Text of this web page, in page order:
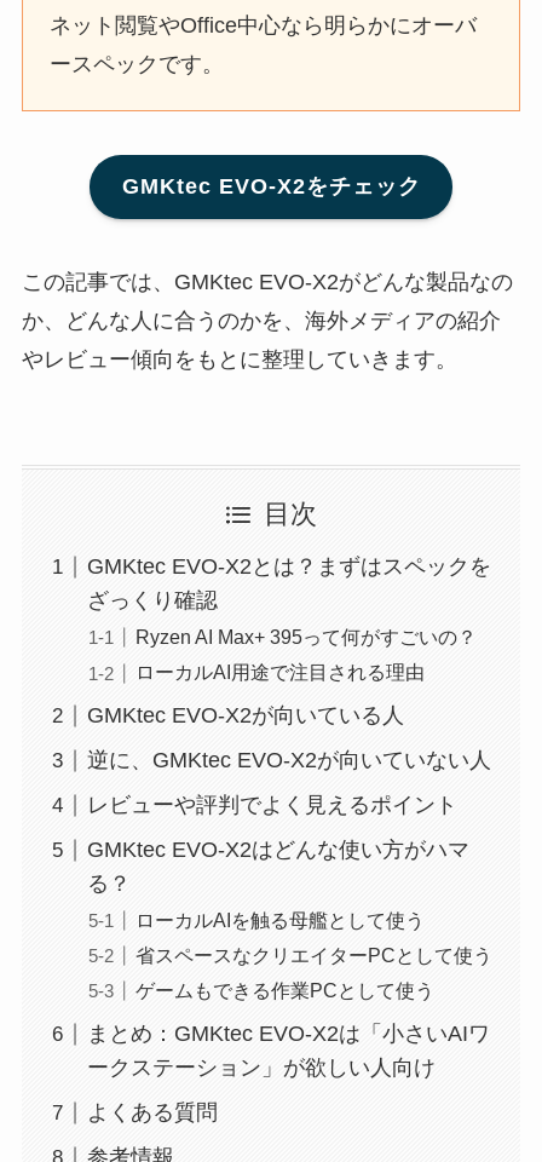
ネット閲覧やOffice中心なら明らかにオーバ
ースペックです。
GMKtec EVO-X2をチェック
この記事では、GMKtec EVO-X2がどんな製品なの
か、どんな人に合うのかを、海外メディアの紹介
やレビュー傾向をもとに整理していきます。
目次
GMKtec EVO-X2とは？まずはスペックを
ざっくり確認
Ryzen AI Max+ 395って何がすごいの？
ローカルAI用途で注目される理由
GMKtec EVO-X2が向いている人
逆に、GMKtec EVO-X2が向いていない人
レビューや評判でよく見えるポイント
GMKtec EVO-X2はどんな使い方がハマ
る？
ローカルAIを触る母艦として使う
省スペースなクリエイターPCとして使う
ゲームもできる作業PCとして使う
まとめ：GMKtec EVO-X2は「小さいAIワ
ークステーション」が欲しい人向け
よくある質問